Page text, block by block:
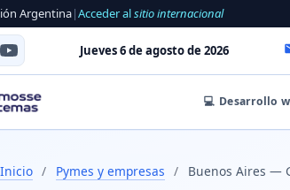
Argentina|Acceder alsitio internacional
Jueves 6 de agosto de 2026
💻 Desarrollo
Inicio / Pymes y empresas / Buenos Aires —